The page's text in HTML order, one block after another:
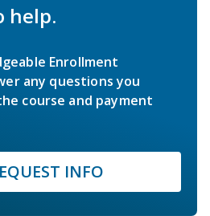
help.
Enrollment
any questions you
course and payment
INFO